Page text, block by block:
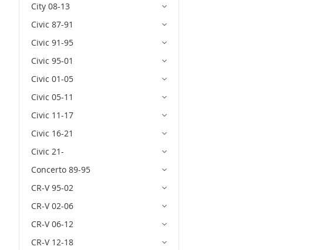
City 08-13
Civic 87-91
Civic 91-95
Civic 95-01
Civic 01-05
Civic 05-11
Civic 11-17
Civic 16-21
Civic 21-
Concerto 89-95
CR-V 95-02
CR-V 02-06
CR-V 06-12
CR-V 12-18